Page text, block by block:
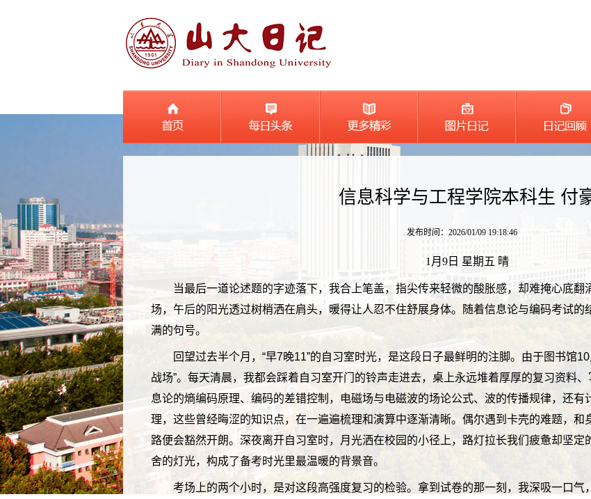
信息科学与工程学院本科生 付
发布时间：2026/01/09 19:18:46
1月9日 星期五 晴
当最后一道论述题的字迹落下，我合上笔盖，指尖传来轻微的酸胀感，却难掩心底翻
场，午后的阳光透过树梢洒在肩头，暖得让人忍不住舒展身体。随着信息论与编码考试的
满的句号。
回望过去半个月，“早7晚11”的自习室时光，是这段日子最鲜明的注脚。由于图书馆
战场”。每天清晨，我都会踩着自习室开门的铃声走进去，桌上永远堆着厚厚的复习资料
息论的熵编码原理、编码的差错控制，电磁场与电磁波的场论公式、波的传播规律，还有
理，这些曾经晦涩的知识点，在一遍遍梳理和演算中逐渐清晰。偶尔遇到卡壳的难题，和
路便会豁然开朗。深夜离开自习室时，月光洒在校园的小径上，路灯拉长我们疲惫却坚定
舍的灯光，构成了备考时光里最温暖的背景音。
考场上的两个小时，是对这段高强度复习的检验。拿到试卷的那一刻，我深吸一口气